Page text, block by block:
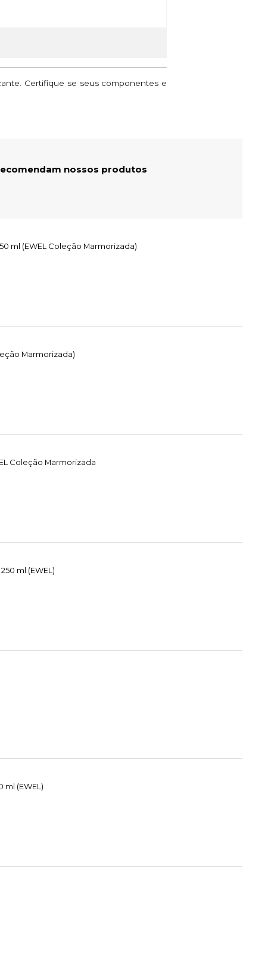
Certifique se seus componentes e
nossos produtos
ml (EWEL Coleção Marmorizada)
Marmorizada)
Coleção Marmorizada
ml (EWEL)
ml (EWEL)